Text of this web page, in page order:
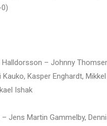
– Johnny
Kasper Enghardt,
Ishak
Jens Martin Gammelby,